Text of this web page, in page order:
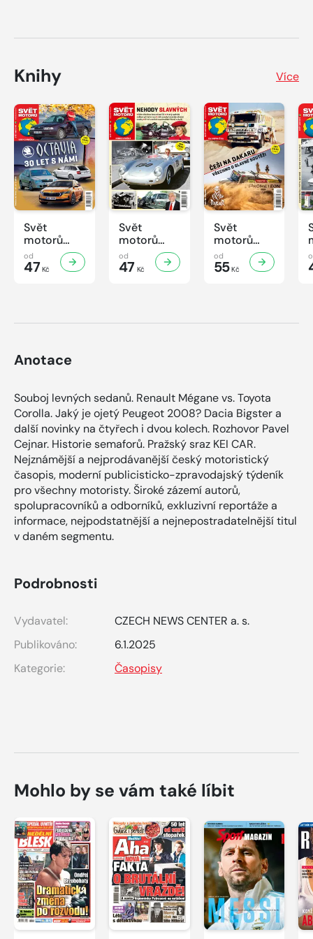
Knihy Více
Svět
motorů
Knihovnička
2/2026
od
47 Kč
Svět
motorů
Knihovnička
1/2026
od
47 Kč
Svět
motorů
Knihovnička
4/2025
od
55Kč
Anotace
Souboj levných sedanů. Renault Mégane vs. Toyota
Corolla. Jaký je ojetý Peugeot 2008? Dacia Bigster a
další novinky na čtyřech i dvou kolech. Rozhovor Pavel
Cejnar. Historie semaforů. Pražský sraz KEI CAR.
Nejznámější a nejprodávanější český motoristický
časopis, moderní publicisticko-zpravodajský týdeník
pro všechny motoristy. Široké zázemí autorů,
spolupracovníků a odborníků, exkluzivní reportáže a
informace, nejpodstatnější a nejnepostradatelnější titul
v daném segmentu.
Podrobnosti
Vydavatel:
CZECH NEWS CENTER a. s.
Publikováno:
6.1.2025
Kategorie:
Časopisy
Mohlo by se vám také líbit